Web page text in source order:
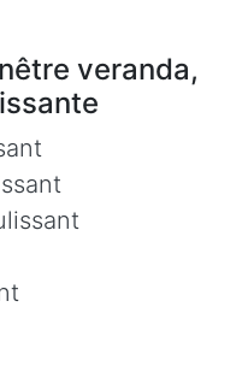
veranda,